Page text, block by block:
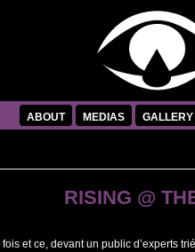
ABOUT MEDIAS GALLERY
RISING @
et ce, devant un public d’experts